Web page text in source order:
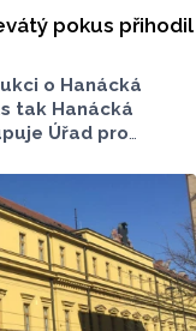
pokus přihodil
o Hanácká
tak Hanácká
Úřad pro
milionů. Kupec